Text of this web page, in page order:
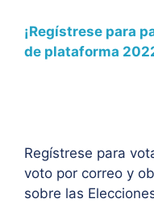
¡Regístrese para
de plataforma
Regístrese para
voto por correo y
sobre las